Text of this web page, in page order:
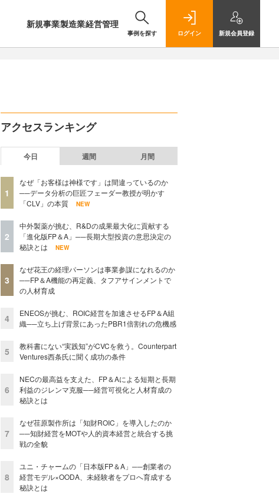
新規事業製造業経営管理
事例を探す ログイン 新規会員登録
アクセスランキング
今日 週間 月間
1
なぜ「お客様は神様です」は間違っているのか
──データ分析の巨匠フェーダー教授が明かす
「CLV」の本質
NEW
2
中外製薬が挑む、R&Dの成果最大化に貢献する
「進化版FP＆A」──長期大型投資の意思決定の
秘訣とは
NEW
3
なぜ花王の経理パーソンは事業参謀になれるのか
──FP＆A機能の再定義、タフアサインメントで
の人材育成
4
ENEOSが挑む、ROIC経営を加速させるFP＆A組
織──立ち上げ背景にあったPBR1倍割れの危機感
5
教科書にない“実践知”がCVCを救う。Counterpart
Ventures西条氏に聞く成功の条件
6
NECの最高益を支えた、FP＆Aによる短期と長期
利益のジレンマ克服──経営可視化と人材育成の
秘訣とは
7
なぜ荏原製作所は「知財ROIC」を導入したのか
──知財経営をMOTや人的資本経営と統合する挑
戦の全貌
8
ユニ・チャームの「日本版FP＆A」──創業者の
経営モデル×OODA、未経験者をプロへ育成する
秘訣とは